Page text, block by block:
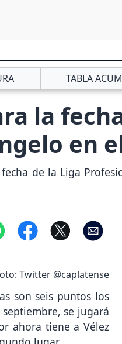
TABLA
la
en
de la Liga
Twitter @caplatense
son seis puntos los
se jugará
ahora tiene a Vélez